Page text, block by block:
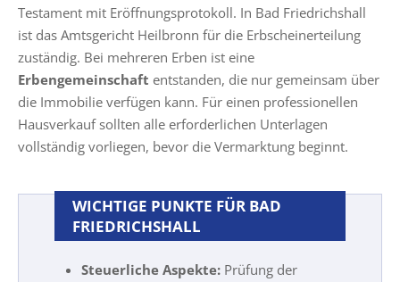
Testament mit Eröffnungsprotokoll. In Bad Friedrichshall
ist das Amtsgericht Heilbronn für die Erbscheinerteilung
zuständig. Bei mehreren Erben ist eine
Erbengemeinschaft entstanden, die nur gemeinsam über
die Immobilie verfügen kann. Für einen professionellen
Hausverkauf sollten alle erforderlichen Unterlagen
vollständig vorliegen, bevor die Vermarktung beginnt.
WICHTIGE PUNKTE FÜR BAD
FRIEDRICHSHALL
Steuerliche Aspekte: Prüfung der